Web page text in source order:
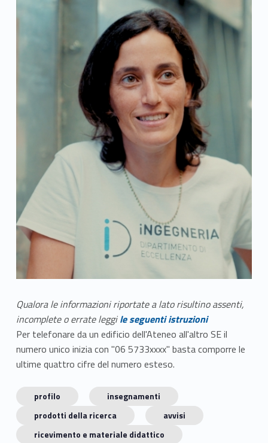
Qualora le informazioni riportate a lato risultino assenti,
incomplete o errate leggile seguenti istruzioni
Per telefonare da un edificio dell'Ateneo all'altro SE il
numero unico inizia con "06 5733xxxx" basta comporre le
ultime quattro cifre del numero esteso.
profilo
insegnamenti
prodotti della ricerca
avvisi
ricevimento e materiale didattico